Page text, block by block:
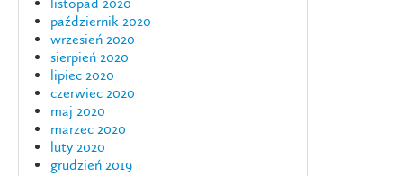
październik 2020
wrzesień 2020
sierpień 2020
lipiec 2020
czerwiec 2020
maj 2020
marzec 2020
luty 2020
grudzień 2019